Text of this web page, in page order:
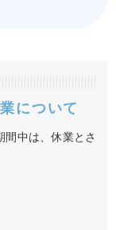
について
間中は、休業とさ